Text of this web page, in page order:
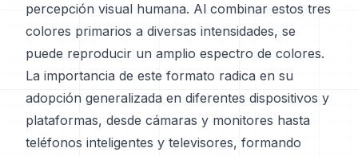
percepción visual humana. Al combinar estos tres
colores primarios a diversas intensidades, se
puede reproducir un amplio espectro de colores.
La importancia de este formato radica en su
adopción generalizada en diferentes dispositivos y
plataformas, desde cámaras y monitores hasta
teléfonos inteligentes y televisores, formando